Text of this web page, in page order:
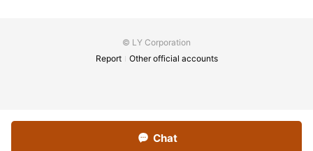
◆休日：シフト制のため、事前相談休日自由
社内割引制度、インセンティブ制度もございます。詳細や応募
は、下記のリンク先をご確認ください。
© LY Corporation
Report
Other official accounts
Chat